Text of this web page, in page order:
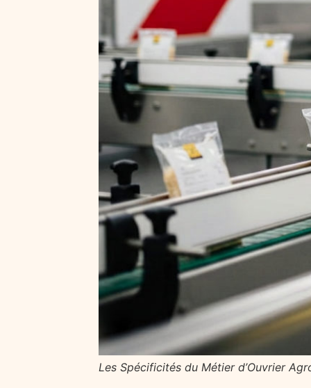
Les Spécificités du Métier d’Ouvrier